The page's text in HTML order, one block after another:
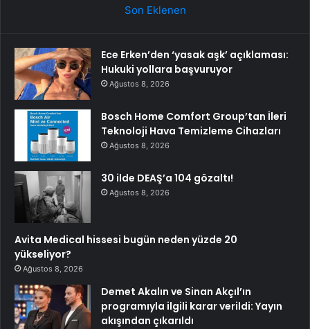
Son Eklenen
Ece Erken’den ‘yasak aşk’ açıklaması:
Hukuki yollara başvuruyor
Ağustos 8, 2026
Bosch Home Comfort Group’tan İleri
Teknoloji Hava Temizleme Cihazları
Ağustos 8, 2026
30 ilde DEAŞ’a 104 gözaltı!
Ağustos 8, 2026
Avita Medical hissesi bugün neden yüzde 20
yükseliyor?
Ağustos 8, 2026
Demet Akalın ve Sinan Akçıl’ın
programıyla ilgili karar verildi: Yayın
akışından çıkarıldı